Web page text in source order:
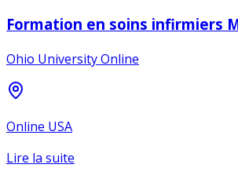
Formation en soins infirmiers
Ohio University Online
Online USA
Lire la suite